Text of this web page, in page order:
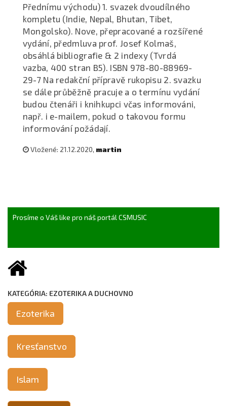
Přednímu východu) 1. svazek dvoudílného
kompletu (Indie, Nepal, Bhutan, Tibet,
Mongolsko). Nove, přepracované a rozšířené
vydání, předmluva prof. Josef Kolmaš,
obsáhlá bibliografie & 2 indexy (Tvrdá
vazba, 400 stran B5). ISBN 978-80-88969-
29-7 Na redakční přípravě rukopisu 2. svazku
se dále průběžně pracuje a o termínu vydání
budou čtenáři i knihkupci včas informováni,
např. i e-mailem, pokud o takovou formu
informování požádají.
Vložené: 21.12.2020, martin
Prosíme o Váš like pro náš portál CSMUSIC
KATEGÓRIA: EZOTERIKA A DUCHOVNO
Ezoterika
Kresťanstvo
Islam